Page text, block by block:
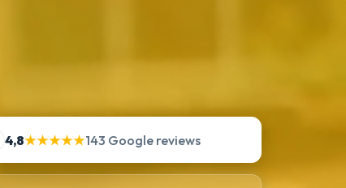
4,8★★★★★143 Google reviews